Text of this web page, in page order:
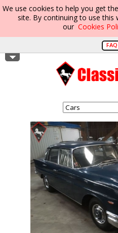
We use cookies to help you get
site. By continuing to use this
our Cookies
FAQ